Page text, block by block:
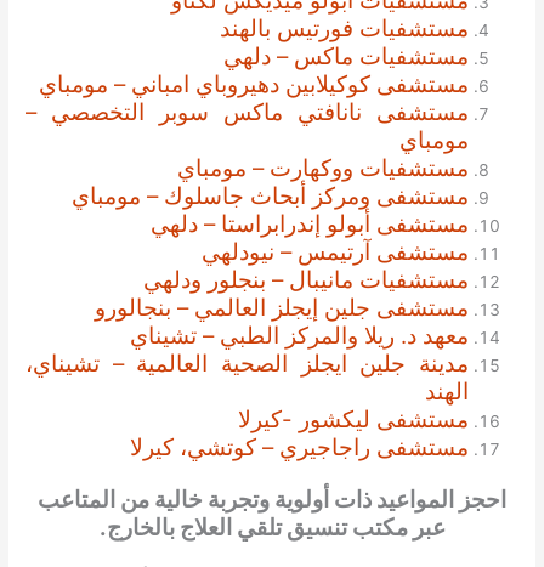
مستشفيات فورتيس بالهند
مستشفيات ماكس – دلهي
مستشفى كوكيلابين دهيروباي امباني – مومباي
مستشفى نانافتي ماكس سوبر التخصصي –
مومباي
مستشفيات ووكهارت – مومباي
مستشفى ومركز أبحاث جاسلوك – مومباي
مستشفى أبولو إندرابراستا – دلهي
مستشفى آرتيمس – نيودلهي
مستشفيات مانيبال – بنجلور ودلهي
مستشفى جلين إيجلز العالمي – بنجالورو
معهد د. ريلا والمركز الطبي – تشيناي
مدينة جلين ايجلز الصحية العالمية – تشيناي،
الهند
مستشفى ليكشور -كيرلا
مستشفى راجاجيري – كوتشي، كيرلا
احجز المواعيد ذات أولوية وتجربة خالية من المتاعب
عبر مكتب تنسيق تلقي العلاج بالخارج.